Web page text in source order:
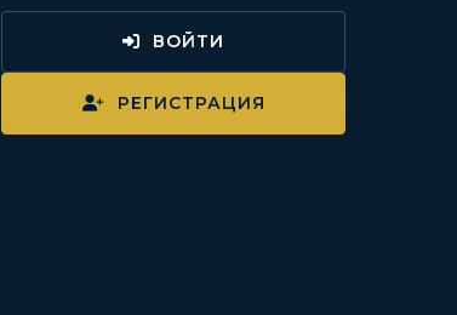
ВОЙТИ
РЕГИСТРАЦИЯ